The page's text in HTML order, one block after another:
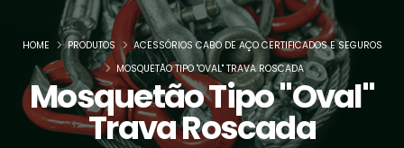
Mosquetão Tipo "Oval"
Trava Roscada
HOME PRODUTOS
ACESSÓRIOS CABO DE AÇO CERTIFICADOS E SEGUROS
MOSQUETÃO TIPO "OVAL" TRAVA ROSCADA